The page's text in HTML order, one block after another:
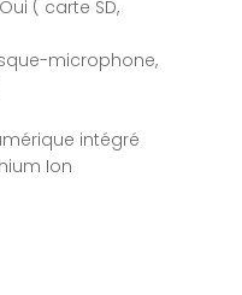
( carte SD,
microphone,
intégré
Ion